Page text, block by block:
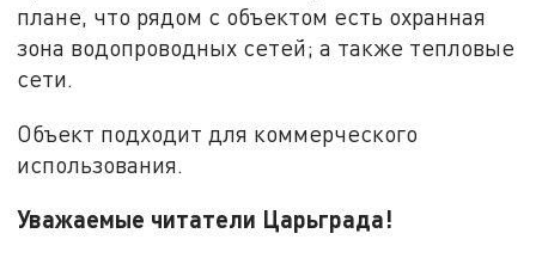
плане, что рядом с объектом есть охранная
зона водопроводных сетей; а также тепловые
сети.
Объект подходит для коммерческого
использования.
Уважаемые читатели Царьграда!